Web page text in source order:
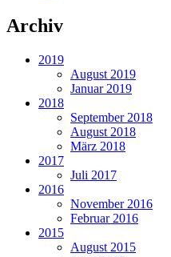
Archiv
2019
August 2019
Januar 2019
2018
September 2018
August 2018
März 2018
2017
Juli 2017
2016
November 2016
Februar 2016
2015
August 2015